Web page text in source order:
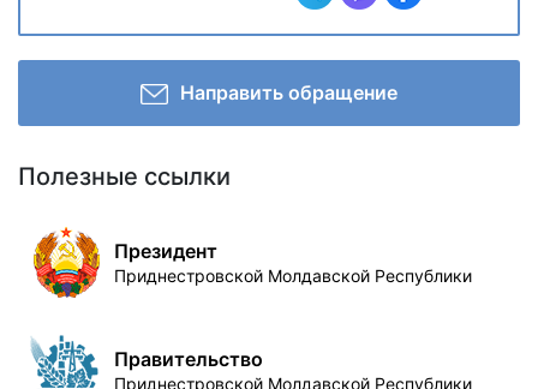
Направить обращение
Полезные ссылки
Президент
Приднестровской Молдавской Республики
Правительство
Приднестровской Молдавской Республики